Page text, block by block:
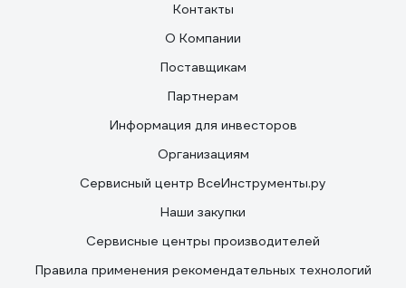
Контакты
О Компании
Поставщикам
Партнерам
Информация для инвесторов
Организациям
Сервисный центр ВсеИнструменты.ру
Наши закупки
Сервисные центры производителей
Правила применения рекомендательных технологий